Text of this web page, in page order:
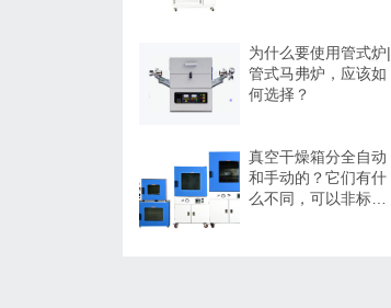
为什么要使用管式炉|
管式马弗炉，应该如
何选择？
真空干燥箱分全自动
和手动的？它们有什
么不同，可以非标定